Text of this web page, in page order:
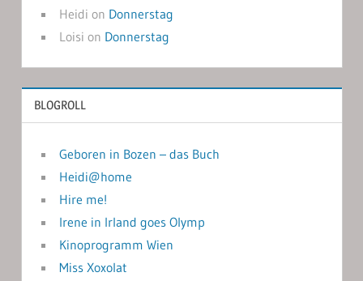
Heidi on Donnerstag
Loisi on Donnerstag
BLOGROLL
Geboren in Bozen – das Buch
Heidi@home
Hire me!
Irene in Irland goes Olymp
Kinoprogramm Wien
Miss Xoxolat